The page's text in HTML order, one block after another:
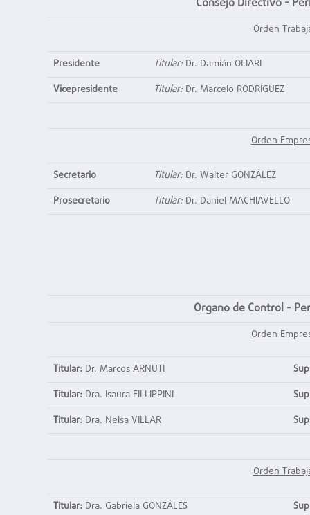
Consejo Directivo -
Orden
Presidente Titular: Dr. Damián OLIARI
Vicepresidente
Titular: Dr. Marcelo RODRÍGUEZ
Orden
Secretario Titular: Dr. Walter GONZÁLEZ
Prosecretario
Titular: Dr. Daniel MACHIAVELLO
Organo de Control-
Orden
Titular: Dr. Marcos ARNUTI
Titular: Dra. Isaura FILLIPPINI
Titular: Dra. Nelsa VILLAR
Orden
Titular: Dra. Gabriela GONZÁLES